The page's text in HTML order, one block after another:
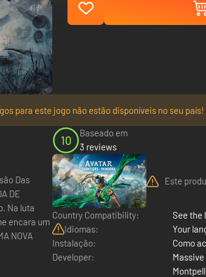
para este jogo não estão disponíveis no seu país!
DE
Na luta
encara um
NOVA
10
Baseado em
3 reviews
Este
Country Compatibility:
See the
Idiomas:
Your
Instalação:
Como
Developer: